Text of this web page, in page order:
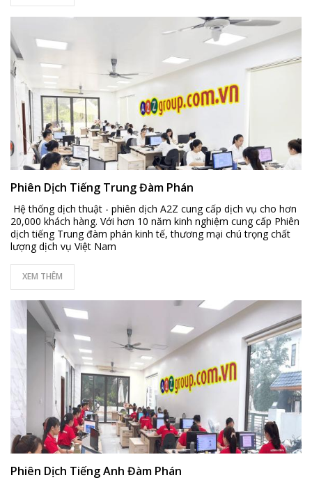
Phiên Dịch Tiếng Trung Đàm Phán
Hệ thống dịch thuật - phiên dịch A2Z cung cấp dịch vụ cho hơn
20,000 khách hàng. Với hơn 10 năm kinh nghiệm cung cấp Phiên
dịch tiếng Trung đàm phán kinh tế, thương mại chú trọng chất
lượng dịch vụ Việt Nam
XEM THÊM
Phiên Dịch Tiếng Anh Đàm Phán